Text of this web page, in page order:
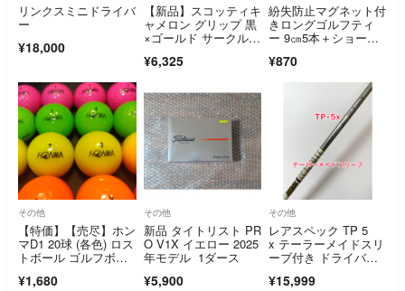
リンクスミニドライバ
ー
¥18,000
【新品】スコッティキ
ャメロン グリップ 黒
×ゴールド サークル
MERON
¥6,325
紛失防止マグネット付
きロングゴルフティ
ー 9㎝5本＋ショート
¥870
その他
【特価】【売尽】ホン
マD1 20球 (各色) ロス
トボール ゴルフボー
¥1,680
その他
新品 タイトリスト PR
O V1X イエロー 2025
年モデル 1ダース
¥5,900
その他
レアスペック TP 5
x テーラーメイドスリ
ーブ付き ドライバー
¥15,999